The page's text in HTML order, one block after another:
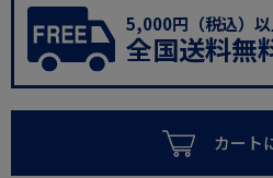
5,000円（税込）
全国送料無
カート